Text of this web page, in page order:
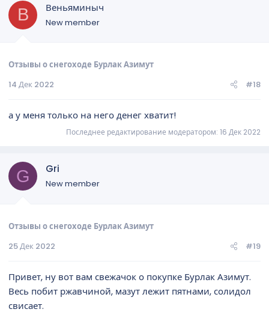
В Веньяминыч
New member
Отзывы о снегоходе Бурлак Азимут
14 Дек 2022
#18
а у меня только на него денег хватит!
Последнее редактирование модератором: 16 Дек 2022
G Gri
New member
Отзывы о снегоходе Бурлак Азимут
25 Дек 2022
#19
Привет, ну вот вам свежачок о покупке Бурлак Азимут.
Весь побит ржавчиной, мазут лежит пятнами, солидол
свисает.